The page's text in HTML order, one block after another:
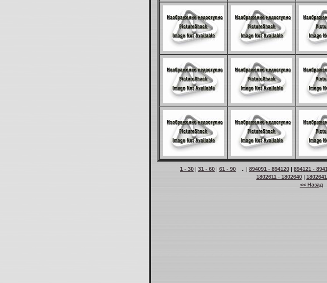
1 - 30 | 31 - 60 | 61 - 90 | ... | 894091 - 894120 | 894121 -
1802611 - 1802640|
<< Назад